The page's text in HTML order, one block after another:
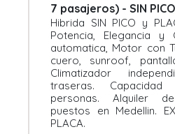
7 pasajeros) - SIN
Hibrida SIN PICO y
Potencia, Elegancia y
automatica, Motor con
cuero, sunroof,
Climatizador
traseras.
personas. Alquiler
puestos en Medellin.
PLACA.